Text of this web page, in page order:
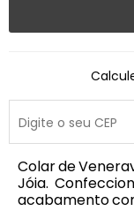
Colar de
Jóia.
acabamento